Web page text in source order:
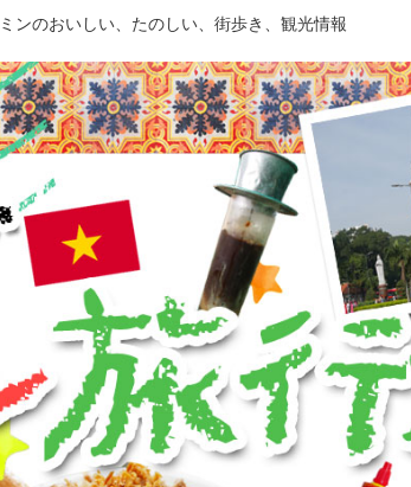
ンのおいしい、たのしい、街歩き、観光情報